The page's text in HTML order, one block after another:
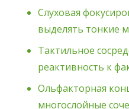
Слуховая
выделять тонкие
Тактильное
реактивность к
Ольфакторная
многослойные